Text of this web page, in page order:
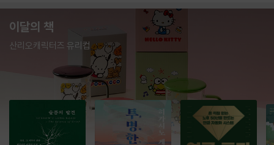
이달의 책
산리오캐릭터즈 유리컵